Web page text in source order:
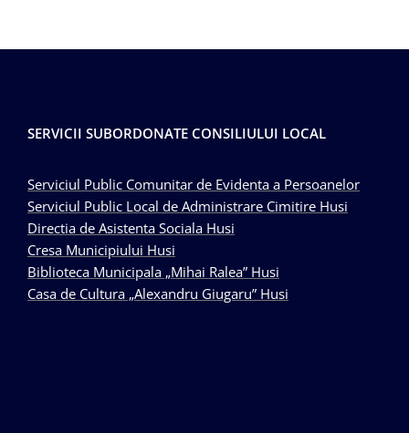
SERVICII SUBORDONATE CONSILIULUI LOCAL
Serviciul Public Comunitar de Evidenta a Persoanelor
Serviciul Public Local de Administrare Cimitire Husi
Directia de Asistenta Sociala Husi
Cresa Municipiului Husi
Biblioteca Municipala „Mihai Ralea” Husi
Casa de Cultura „Alexandru Giugaru” Husi